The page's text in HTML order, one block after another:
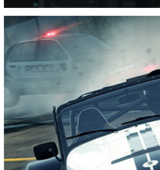
Új videóval jelentkezik az